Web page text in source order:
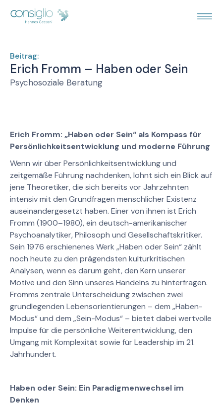
Beitrag:
Erich Fromm – Haben oder Sein
Psychosoziale Beratung
Erich Fromm: „Haben oder Sein“ als Kompass für
Persönlichkeitsentwicklung und moderne Führung
Wenn wir über Persönlichkeitsentwicklung und
zeitgemäße Führung nachdenken, lohnt sich ein Blick auf
jene Theoretiker, die sich bereits vor Jahrzehnten
intensiv mit den Grundfragen menschlicher Existenz
auseinandergesetzt haben. Einer von ihnen ist Erich
Fromm (1900–1980), ein deutsch-amerikanischer
Psychoanalytiker, Philosoph und Gesellschaftskritiker.
Sein 1976 erschienenes Werk „Haben oder Sein“ zählt
noch heute zu den prägendsten kulturkritischen
Analysen, wenn es darum geht, den Kern unserer
Motive und den Sinn unseres Handelns zu hinterfragen.
Fromms zentrale Unterscheidung zwischen zwei
grundlegenden Lebensorientierungen – dem „Haben-
Modus“ und dem „Sein-Modus“ – bietet dabei wertvolle
Impulse für die persönliche Weiterentwicklung, den
Umgang mit Komplexität sowie für Leadership im 21.
Jahrhundert.
Haben oder Sein: Ein Paradigmenwechsel im
Denken